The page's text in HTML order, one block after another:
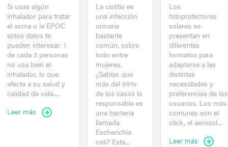
Si usas algún
inhalador para tratar
el asma o la EPOC
estos datos te
pueden interesar: 1
de cada 2 personas
no usa bien el
inhalador, lo que
afecta a su salud y
calidad de vida....
Leer más
La cistitis es
una infección
urinaria
bastante
común, sobre
todo entre
mujeres.
¿Sabías que
más del 95%
de los casos la
responsable es
una bacteria
llamada
Escherichia
coli? Esta...
Los
fotoprotectores
solares se
presentan en
diferentes
formatos para
adaptarse a las
distintas
necesidades y
preferencias de los
usuarios. Los más
comunes son el
stick, el aerosol...
Leer más